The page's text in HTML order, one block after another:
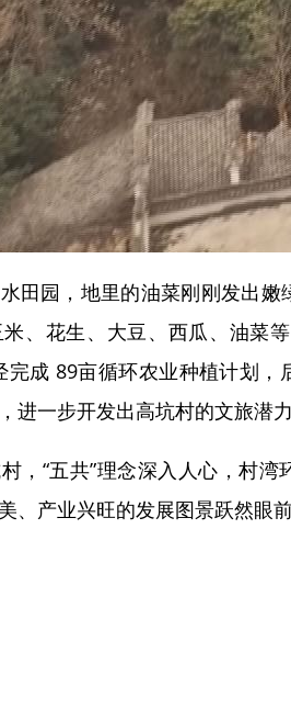
田园，地里的油菜刚刚发出嫩
、花生、大豆、西瓜、油菜
完成 89亩循环农业种植计划，
进一步开发出高坑村的文旅潜
，“五共”理念深入人心，村
、产业兴旺的发展图景跃然眼